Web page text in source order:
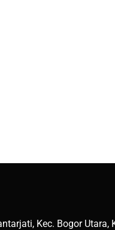
Kec. Bogor Utara,